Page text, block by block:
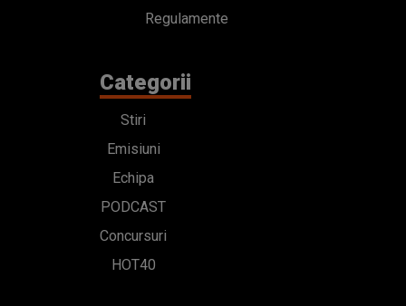
Regulamente
Categorii
Stiri
Emisiuni
Echipa
PODCAST
Concursuri
HOT40